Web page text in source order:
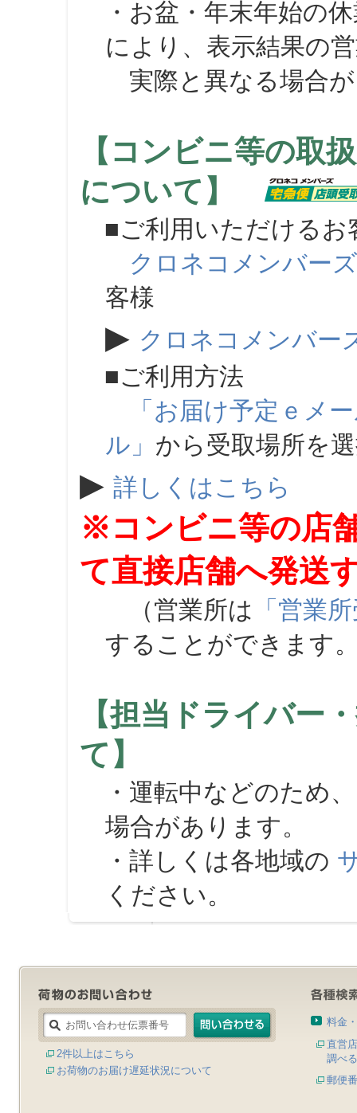
・お盆・年末年始の
により、表示結果の
実際と異なる場合が
【コンビニ等の取
について】
■ご利用いただけるお
クロネコメンバーズ
客様
▶ クロネコメンバー
■ご利用方法
「お届け予定ｅメ
ル」 から受取場所を
▶ 詳しくはこちら
※コンビニ等の店
て直接店舗へ発送
（営業所は 「営業
することができます
【担当ドライバー
て】
・運転中などのため
場合があります。
・詳しくは各地域の
ください。
2件以上はこちら
お荷物のお届け遅延状況について
料金
直営
調べる
郵便